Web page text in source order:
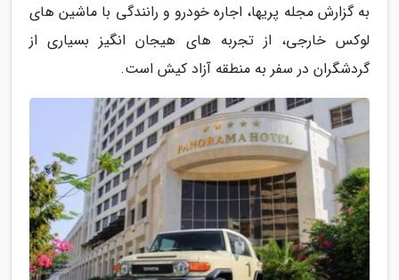
به گزارش مجله پریها، اجاره خودرو و رانندگی با ماشین های
لوکس خارجی، از تجربه های هیجان انگیز بسیاری از
گردشگران در سفر به منطقه آزاد کیش است.